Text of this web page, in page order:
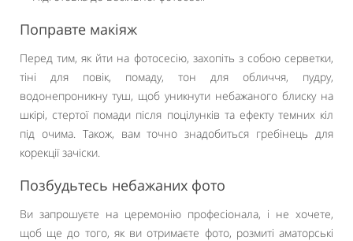
Поправте макіяж
Перед тим, як йти на фотосесію, захопіть з собою серветки,
тіні для повік, помаду, тон для обличчя, пудру,
водонепроникну туш, щоб уникнути небажаного блиску на
шкірі, стертої помади після поцілунків та ефекту темних кіл
під очима. Також, вам точно знадобиться гребінець для
корекції зачіски.
Позбудьтесь небажаних фото
Ви запрошуєте на церемонію професіонала, і не хочете,
щоб ще до того, як ви отримаєте фото, розмиті аматорські